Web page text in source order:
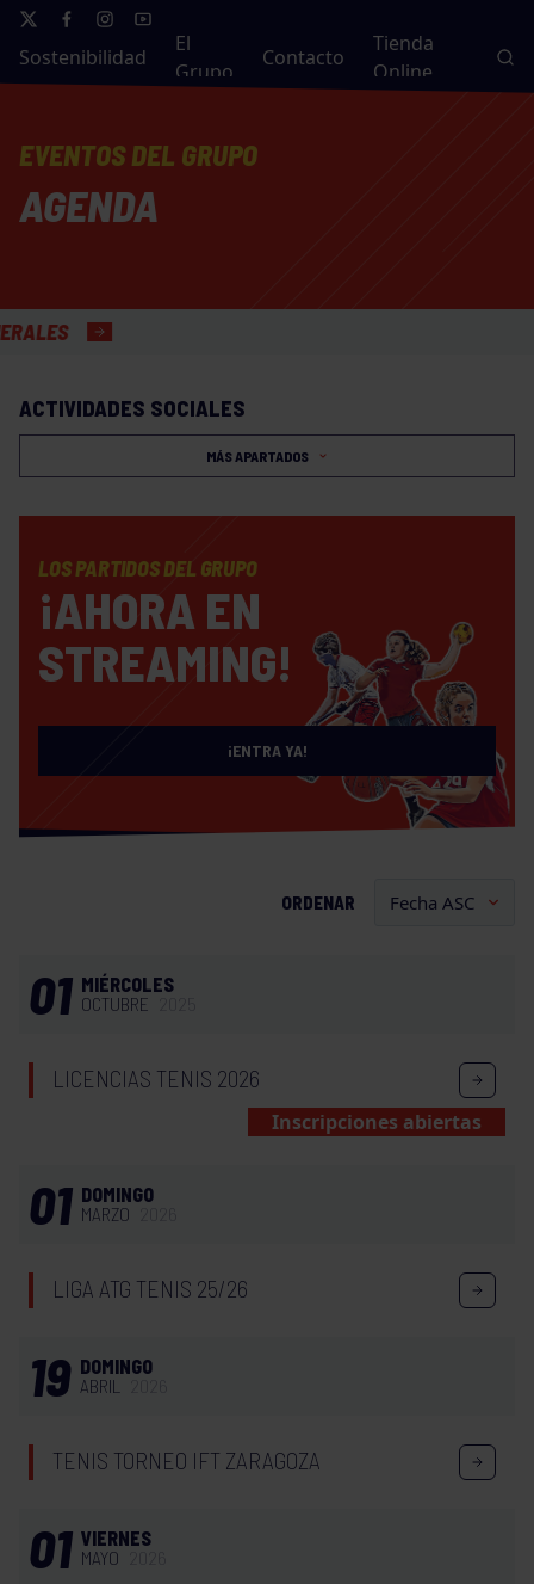
Sostenibilidad
El
Grupo
Contacto
Tienda
Online
EVENTOS DEL GRUPO
AGENDA
ACTIVIDADES SOCIALES
MÁS APARTADOS
LOS PARTIDOS DEL GRUPO
¡AHORA EN
STREAMING!
¡ENTRA YA!
ORDENAR
01 MIÉRCOLES
OCTUBRE
LICENCIAS TENIS 2026
Inscripciones abiertas
01 DOMINGO
MARZO
LIGA ATG TENIS 25/26
19 DOMINGO
ABRIL
TENIS TORNEO IFT ZARAGOZA
01 VIERNES
MAYO